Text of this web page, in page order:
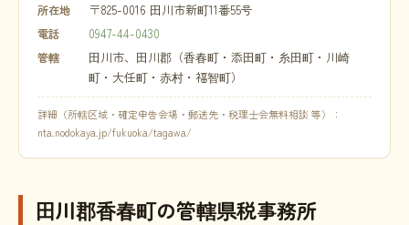
所在地 〒825-0016 田川市新町11番55号
電話 0947-44-0430
管轄
田川市、田川郡（香春町・添田町・糸田町・川崎
町・大任町・赤村・福智町）
詳細（所轄区域・確定申告会場・郵送先・税理士会無料相談 等）：
nta.nodokaya.jp/fukuoka/tagawa/
田川郡香春町の管轄県税事務所